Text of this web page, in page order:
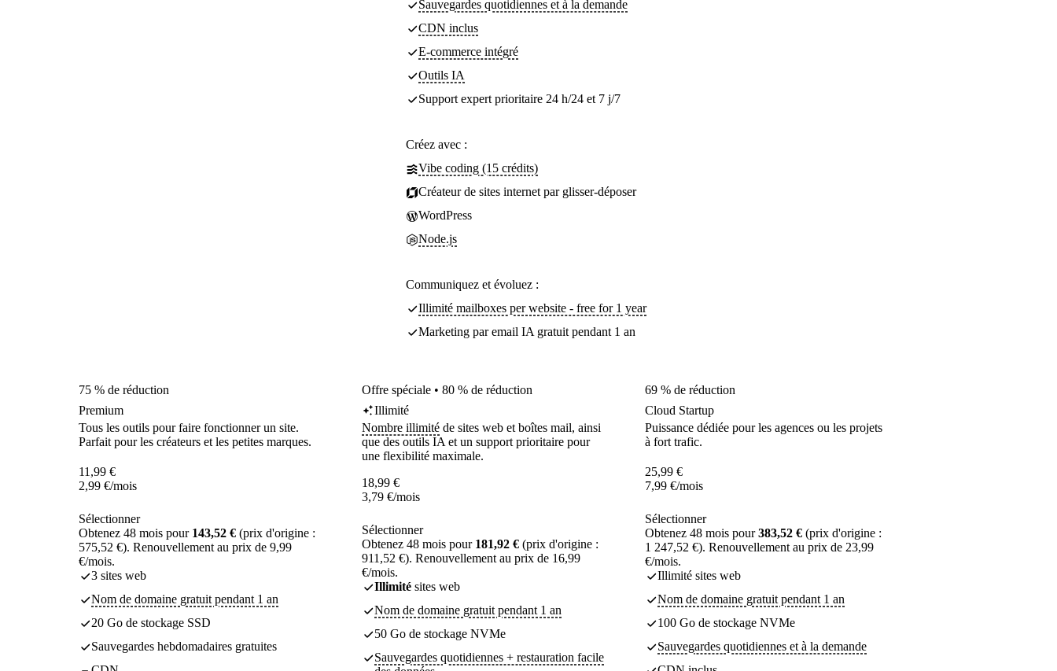
Sauvegardes quotidiennes et à la demande
CDN inclus
E-commerce intégré
Outils IA
Support expert prioritaire 24 h/24 et 7 j/7
Créez avec :
Vibe coding (15 crédits)
Créateur de sites internet par glisser-déposer
WordPress
Node.js
Communiquez et évoluez :
Illimité mailboxes per website - free for 1 year
Marketing par email IA gratuit pendant 1 an
75 % de réduction
Premium
Tous les outils pour faire fonctionner un site.
Parfait pour les créateurs et les petites marques.
11,99 €
2,99 €/mois
Sélectionner
Obtenez 48 mois pour 143,52 € (prix d'origine :
575,52 €). Renouvellement au prix de 9,99
€/mois.
3 sites web
Nom de domaine gratuit pendant 1 an
20 Go de stockage SSD
Sauvegardes hebdomadaires gratuites
Offre spéciale • 80 % de réduction
Illimité
Nombre illimité de sites web et boîtes mail, ainsi
que des outils IA et un support prioritaire pour
une flexibilité maximale.
18,99 €
3,79 €/mois
Sélectionner
Obtenez 48 mois pour 181,92 € (prix d'origine :
911,52 €). Renouvellement au prix de 16,99
€/mois.
Illimité sites web
Nom de domaine gratuit pendant 1 an
50 Go de stockage NVMe
Sauvegardes quotidiennes + restauration facile
69 % de réduction
Cloud Startup
Puissance dédiée pour les agences ou les projets
à fort trafic.
25,99 €
7,99 €/mois
Sélectionner
Obtenez 48 mois pour383,52 € (prix d'origine :
1 247,52 €). Renouvellement au prix de 23,99
€/mois.
Illimité sites web
Nom de domaine gratuit pendant 1 an
100 Go de stockage NVMe
Sauvegardes quotidiennes et à la demande